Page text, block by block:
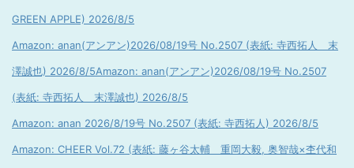
GREEN APPLE) 2026/8/5
Amazon: anan(アンアン)2026/08/19号 No.2507 (表紙: 寺西拓人 末
澤誠也) 2026/8/5Amazon: anan(アンアン)2026/08/19号 No.2507
(表紙: 寺西拓人 末澤誠也) 2026/8/5
Amazon: anan 2026/8/19号 No.2507 (表紙: 寺西拓人) 2026/8/5
Amazon: CHEER Vol.72 (表紙: 藤ヶ谷太輔 重岡大毅, 奥智哉×杢代和